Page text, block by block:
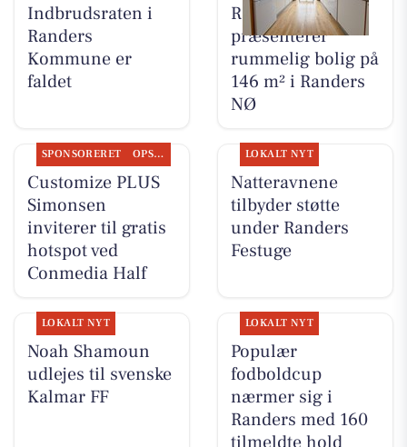
Indbrudsraten i
Randers
Kommune er
faldet
RandersBolig
præsenterer
rummelig bolig på
146 m² i Randers
NØ
SPONSORERET OPSLAGSTAVLEN
Customize PLUS
Simonsen
inviterer til gratis
hotspot ved
Conmedia Half
LOKALT NYT
Natteravnene
tilbyder støtte
under Randers
Festuge
LOKALT NYT
Noah Shamoun
udlejes til svenske
Kalmar FF
LOKALT NYT
Populær
fodboldcup
nærmer sig i
Randers med 160